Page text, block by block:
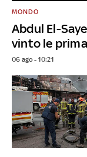
Abdul El-
vinto le
MONDO
06 ago - 10:21